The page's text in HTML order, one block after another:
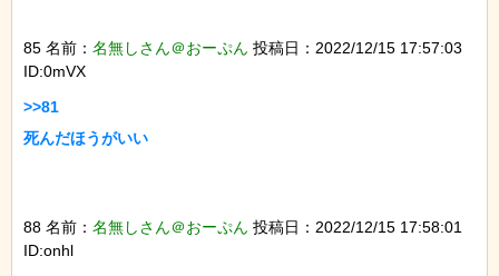
85 名前： 名無しさん＠おーぷん 投稿日：2022/12/15 17:57:03
ID:0mVX
>>81
死んだほうがいい
88 名前： 名無しさん＠おーぷん 投稿日：2022/12/15 17:58:01
ID:onhl